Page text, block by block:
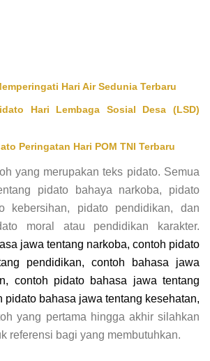
Hari Air Sedunia Terbaru
Hari Lembaga Sosial Desa (LSD)
Peringatan Hari POM TNI Terbaru
yang merupakan teks pidato. Semua
pidato bahaya narkoba, pidato
kebersihan, pidato pendidikan, dan
moral atau pendidikan karakter.
jawa tentang narkoba, contoh pidato
pendidikan, contoh bahasa jawa
contoh pidato bahasa jawa tentang
pidato bahasa jawa tentang kesehatan,
yang pertama hingga akhir silahkan
referensi bagi yang membutuhkan.